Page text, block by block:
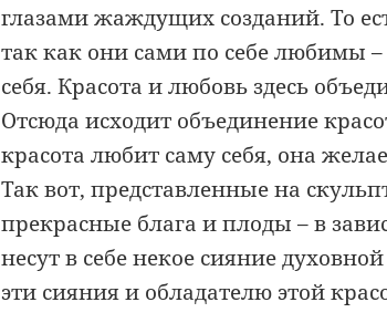
глазами жаждущих созданий. То
так как они сами по себе любимы
себя. Красота и любовь здесь
Отсюда исходит объединение
красота любит саму себя, она
Так вот, представленные на
прекрасные блага и плоды – в
несут в себе некое сияние
эти сияния и обладателю этой